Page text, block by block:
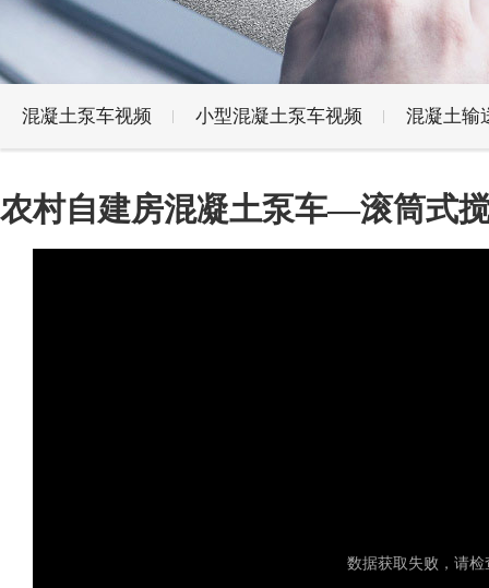
混凝土泵车视频 小型混凝土泵车视频 混凝土输
农村自建房混凝土泵车—滚筒式